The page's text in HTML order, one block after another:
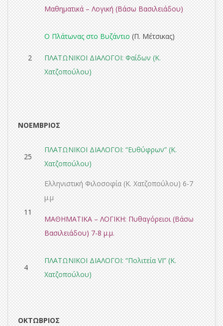
Μαθηματικά – Λογική(Βάσω Βασιλειάδου)
2
Ο Πλάτωνας στο Βυζάντιο(Π. Μέτσικας)
ΠΛΑΤΩΝΙΚΟΙ ΔΙΑΛΟΓΟΙ:Φαίδων(Κ.
Χατζοπούλου)
ΝΟΕΜΒΡΙΟΣ
25
ΠΛΑΤΩΝΙΚΟΙ ΔΙΑΛΟΓΟΙ: “Ευθύφρων” (Κ.
Χατζοπούλου)
11
Ελληνιστική Φιλοσοφία(Κ. Χατζοπούλου) 6-7
μ.μ
ΜΑΘΗΜΑΤΙΚΑ – ΛΟΓΙΚΗ:Πυθαγόρειοι(Βάσω
Βασιλειάδου) 7-8 μ.μ.
4
ΠΛΑΤΩΝΙΚΟΙ ΔΙΑΛΟΓΟΙ: “Πολιτεία VI” (Κ.
Χατζοπούλου)
ΟΚΤΩΒΡΙΟΣ